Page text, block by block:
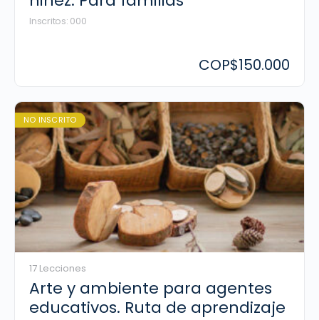
Inscritos: 000
COP$150.000
NO INSCRITO
17 Lecciones
Arte y ambiente para agentes
educativos. Ruta de aprendizaje